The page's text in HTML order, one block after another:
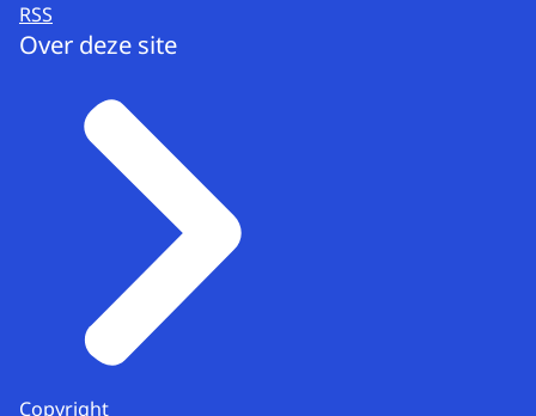
RSS
Over deze site
Copyright